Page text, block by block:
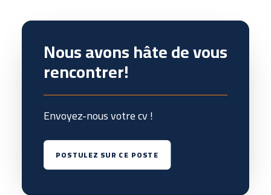
Nous avons hâte de vous
rencontrer!
Envoyez-nous votre cv !
POSTULEZ SUR CE POSTE